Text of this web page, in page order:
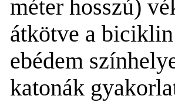
méter hosszú)
átkötve a biciklin
ebédem
katonák